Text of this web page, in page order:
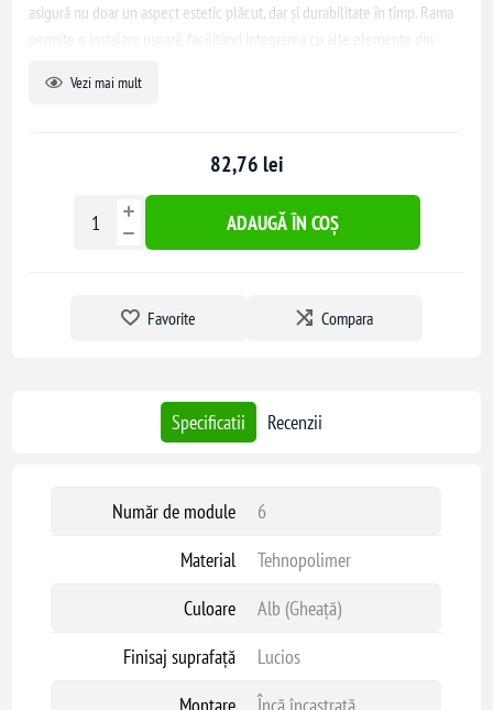
asigură nu doar un aspect estetic plăcut, dar și durabilitate în timp. Rama
tale. Aceasta este ideală pentru utilizatorii care apreciază atât stilul, cât și
Vezi mai mult
82,76 lei
ADAUGĂ ÎN COȘ
Favorite Compara
Specificatii Recenzii
Număr de module
6
Material
Tehnopolimer
Culoare
Alb (Gheață)
Finisaj suprafață
Lucios